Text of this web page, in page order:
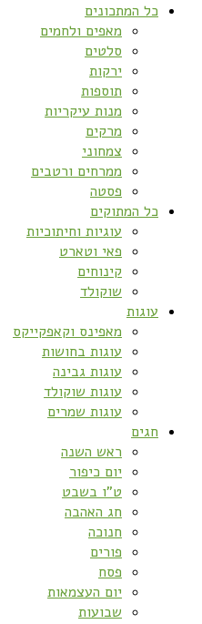
כל המתכונים
מאפים ולחמים
סלטים
ירקות
תוספות
מנות עיקריות
מרקים
צמחוני
ממרחים ורטבים
פסטה
כל המתוקים
עוגיות וחיתוכיות
פאי וטארט
קינוחים
שוקולד
עוגות
מאפינס וקאפקייקס
עוגות בחושות
עוגות גבינה
עוגות שוקולד
עוגות שמרים
חגים
ראש השנה
יום כיפור
ט”ו בשבט
חג האהבה
חנוכה
פורים
פסח
יום העצמאות
שבועות